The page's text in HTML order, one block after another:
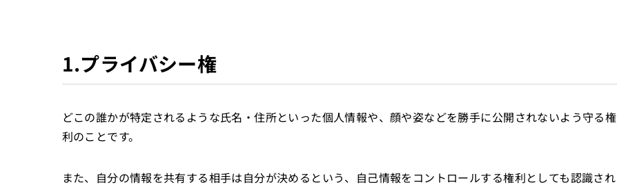
1.プライバシー権
どこの誰かが特定されるような氏名・住所といった個人情報や、顔や姿などを勝手に公開されないよう守る権
利のことです。
また、自分の情報を共有する相手は自分が決めるという、自己情報をコントロールする権利としても認識され